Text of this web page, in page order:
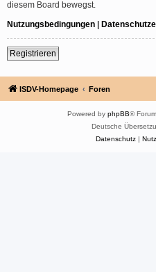
diesem Board bewegst.
Nutzungsbedingungen |
Registrieren
ISDV-Homepage Foren
Powered by phpBB®
Deutsche
Datenschutz|